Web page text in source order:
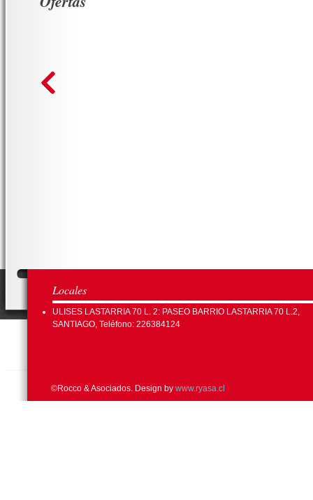
Locales
ULISES LASTARRIA 70 L. 2: PASEO BARRIO LASTARRIA 70 L.2,
SANTIAGO, Teléfono: 226384124
©Rocco & Asociados. Design by www.ryasa.cl